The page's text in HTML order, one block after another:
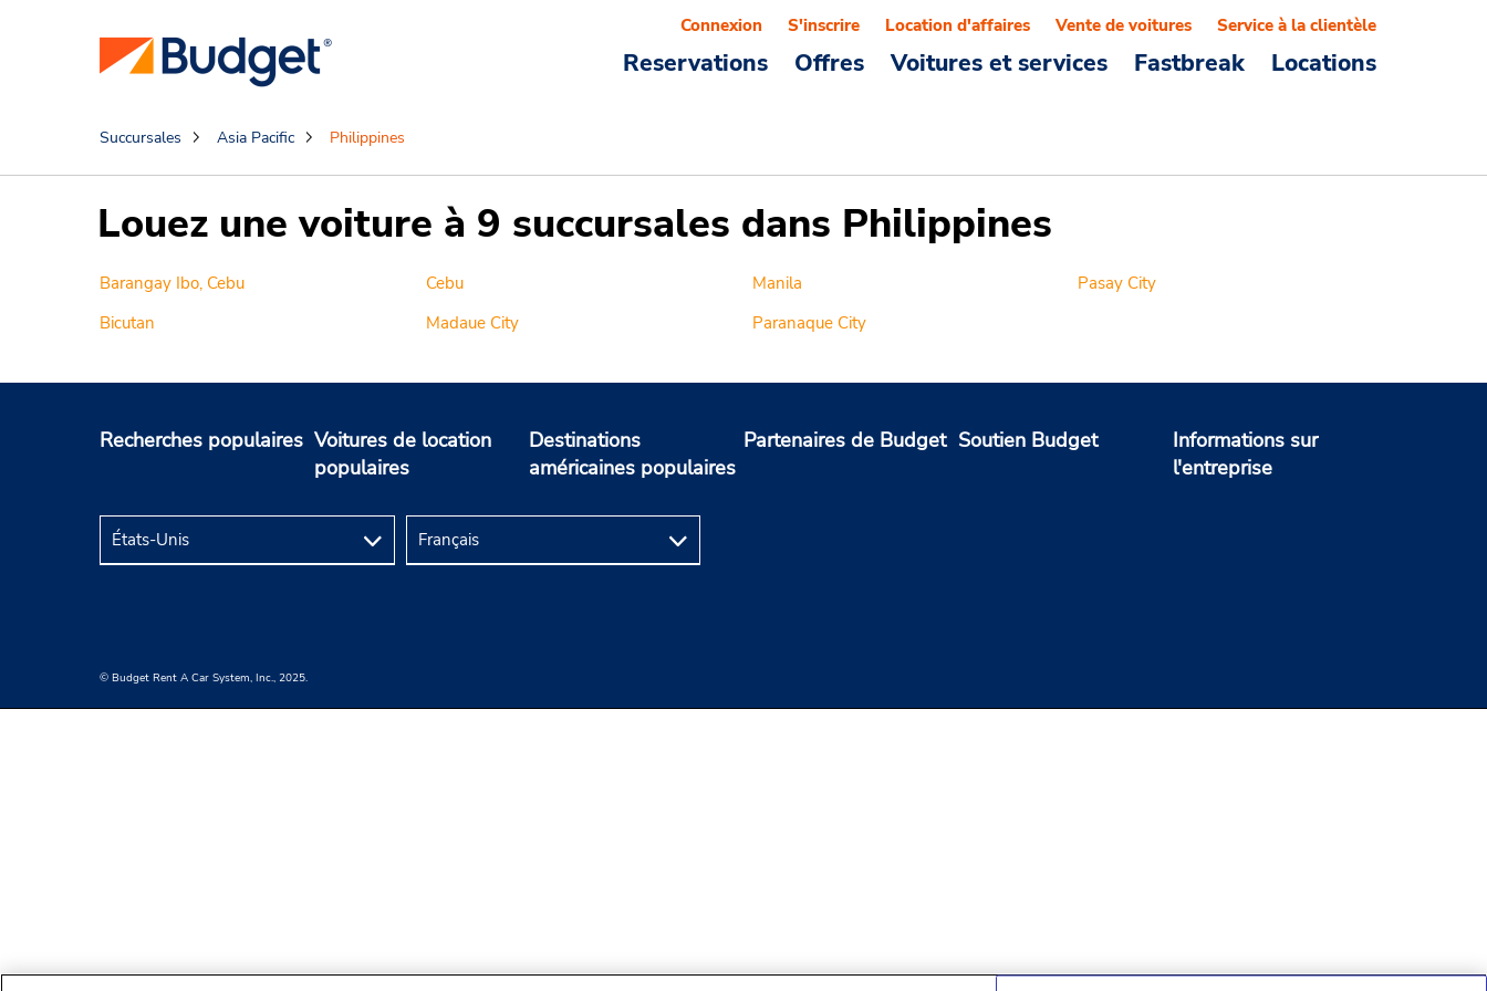
Reservations Offres Voitures et services Fastbreak Locations
Connexion S'inscrire Location d'affaires Vente de voitures Service à la clientèle
Succursales Asia Pacific Philippines
Louez une voiture à 9 succursales dans Philippines
Barangay Ibo, Cebu
Bicutan
Cebu
Madaue City
Manila
Paranaque City
Pasay City
Recherches populaires Voitures de location
populaires
Destinations
américaines populaires
Partenaires de Budget Soutien Budget
Informations sur
l'entreprise
© Budget Rent A Car System, Inc., 2025.